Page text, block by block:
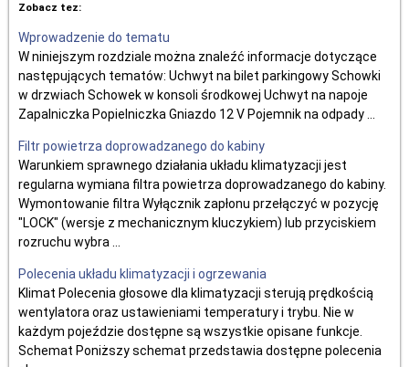
Zobacz tez:
Wprowadzenie do tematu
W niniejszym rozdziale można znaleźć informacje dotyczące
następujących tematów: Uchwyt na bilet parkingowy Schowki
w drzwiach Schowek w konsoli środkowej Uchwyt na napoje
Zapalniczka Popielniczka Gniazdo 12 V Pojemnik na odpady ...
Filtr powietrza doprowadzanego do kabiny
Warunkiem sprawnego działania układu klimatyzacji jest
regularna wymiana filtra powietrza doprowadzanego do kabiny.
Wymontowanie filtra Wyłącznik zapłonu przełączyć w pozycję
"LOCK" (wersje z mechanicznym kluczykiem) lub przyciskiem
rozruchu wybra ...
Polecenia układu klimatyzacji i ogrzewania
Klimat Polecenia głosowe dla klimatyzacji sterują prędkością
wentylatora oraz ustawieniami temperatury i trybu. Nie w
każdym pojeździe dostępne są wszystkie opisane funkcje.
Schemat Poniższy schemat przedstawia dostępne polecenia